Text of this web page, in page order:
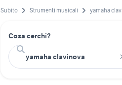
Subito Strumenti musicali yamaha
Cosa cerchi?